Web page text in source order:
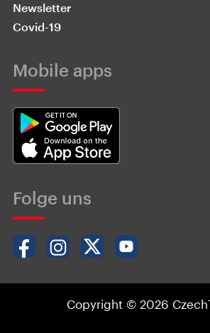
Newsletter
Covid-19
Mobile apps
Folge uns
Copyright © 2026